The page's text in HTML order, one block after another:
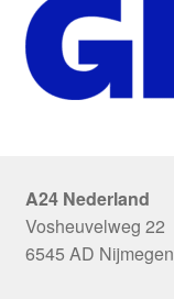
A24 Nederland
Vosheuvelweg 22
6545 AD Nijmegen